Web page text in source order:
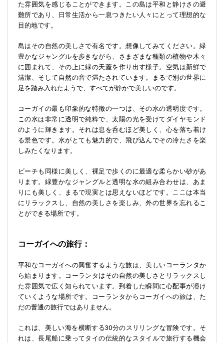
た雰囲気を感じることができます。この島は平和と静けさの避
難所であり、日常生活から一息つきたい人々にとって理想的な
目的地です。
島はその自然の美しさで有名です。想像してみてください。緑
豊かなジャングルを歩きながら、さまざまな種類の植物や木々
に囲まれて、その上に緑の天蓋を作り出す様子。空気は新鮮で
清潔、そして自然の音で満たされています。まるで別の世界に
足を踏み入れたようで、すべてが静かで美しいのです。
コーガイの最も印象的な特徴の一つは、その水の透明度です。
この水は非常に透明で純粋で、太陽の光を受けてダイヤモンド
のように輝きます。それは息を呑むほど美しく、心を落ち着け
る景色です。水がとても魅力的で、飛び込んでその冷たさを楽
しみたくなります。
ビーチも同様に美しく、裸足で歩くのに最適な柔らかい砂があ
ります。緑豊かなジャングルと透明な水の組み合わせは、あま
りにも美しく、まるで現実とは思えないほどです。ここは本当
にリラックスし、自然の美しさを楽しみ、外の世界を忘れるこ
とができる場所です。
コーガイへの旅行：
平和なコーガイへの興奮するような旅は、美しいコーランタか
ら始まります。コーランタはその自然の美しさとリラックスし
た雰囲気で広く知られています。到着した瞬間に心配事が溶け
ていくような場所です。コーランタからコーガイへの旅は、た
だの普通の旅行ではありません。
これは、美しい海を横断する30分のスリリングな冒険です。そ
れは、長尾船に乗ってタイの伝統的なスタイルで旅行する機会